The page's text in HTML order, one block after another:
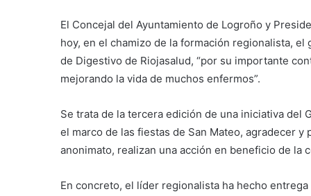
El Concejal del Ayuntamiento de Logroño y
hoy, en el chamizo de la formación regionalista, el
de Digestivo de Riojasalud, “por su importante
mejorando la vida de muchos enfermos”.
Se trata de la tercera edición de una iniciativa del
el marco de las fiestas de San Mateo, agradecer
anonimato, realizan una acción en beneficio de la
En concreto, el líder regionalista ha hecho